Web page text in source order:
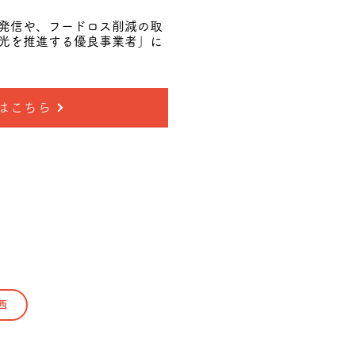
信や、フードロス削減の取
を推進する優良事業者」に
こちら